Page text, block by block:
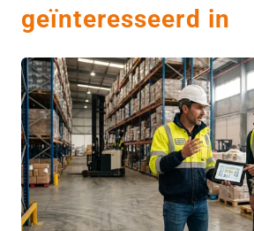
geïnteresseerd in